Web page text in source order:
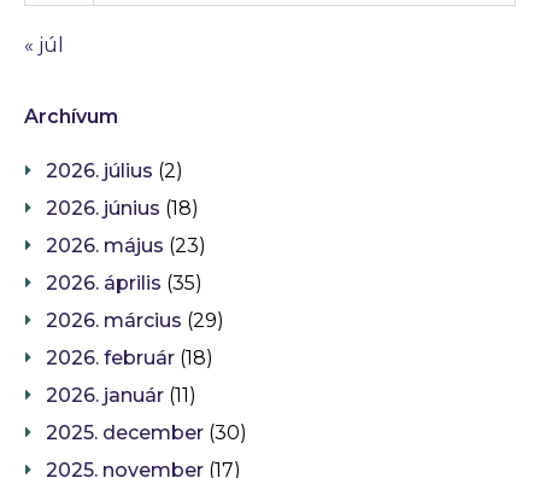
« júl
Archívum
2026. július (2)
2026. június (18)
2026. május (23)
2026. április (35)
2026. március (29)
2026. február (18)
2026. január (11)
2025. december (30)
2025. november (17)